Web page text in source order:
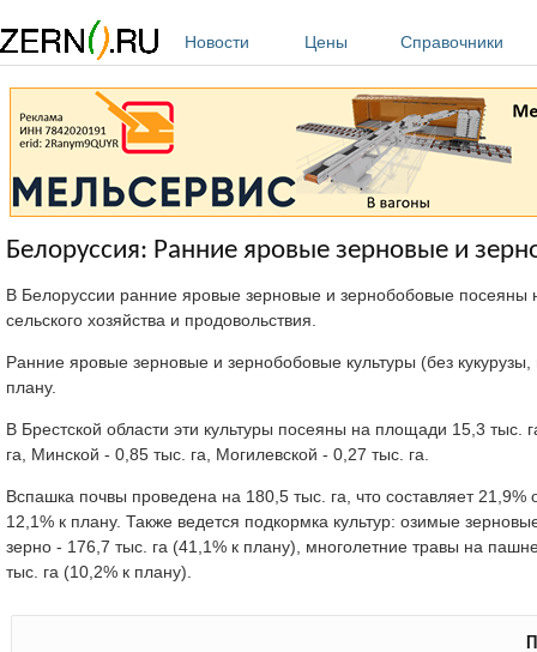
Новости
Цены Справочники
Белоруссия: Ранние яровые зерновые и
В Белоруссии ранние яровые зерновые и зернобобовые
сельского хозяйства и продовольствия.
Ранние яровые зерновые и зернобобовые культуры (без
плану.
В Брестской области эти культуры посеяны на площади 15,3 тыс.
га, Минской - 0,85 тыс. га, Могилевской - 0,27 тыс. га.
Вспашка почвы проведена на 180,5 тыс. га, что составляет
12,1% к плану. Также ведется подкормка культур: озимые
зерно - 176,7 тыс. га (41,1% к плану), многолетние травы на
тыс. га (10,2% к плану).